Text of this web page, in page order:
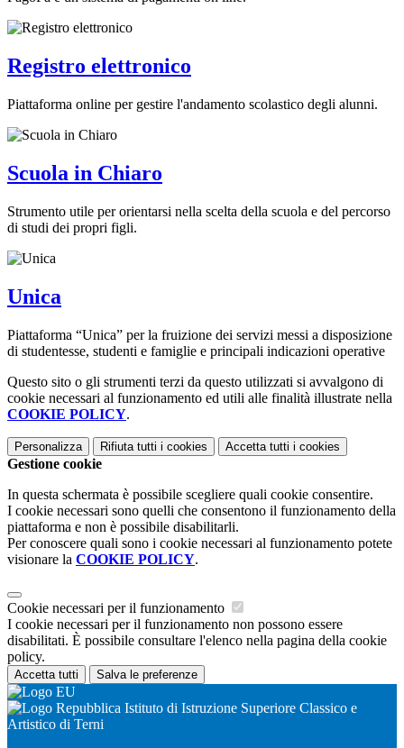
Registro elettronico
Piattaforma online per gestire l'andamento scolastico degli alunni.
Scuola in Chiaro
Strumento utile per orientarsi nella scelta della scuola e del percorso
di studi dei propri figli.
Unica
Piattaforma “Unica” per la fruizione dei servizi messi a disposizione
di studentesse, studenti e famiglie e principali indicazioni operative
Questo sito o gli strumenti terzi da questo utilizzati si avvalgono di
cookie necessari al funzionamento ed utili alle finalità illustrate nella
COOKIE POLICY.
Personalizza Rifiuta tutti i cookies Accetta tutti i cookies
Gestione cookie
In questa schermata è possibile scegliere quali cookie consentire.
I cookie necessari sono quelli che consentono il funzionamento della
piattaforma e non è possibile disabilitarli.
Per conoscere quali sono i cookie necessari al funzionamento potete
visionare la COOKIE POLICY.
Cookie necessari per il funzionamento
I cookie necessari per il funzionamento non possono essere
disabilitati. È possibile consultare l'elenco nella pagina della cookie
policy.
Accetta tutti Salva le preferenze
Istituto di Istruzione Superiore Classico e
Artistico di Terni